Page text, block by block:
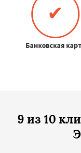
✔
Банковская
9 из 10